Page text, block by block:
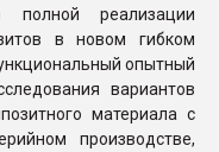
реализации
в новом гибком
опытный
вариантов
материала с
производстве,